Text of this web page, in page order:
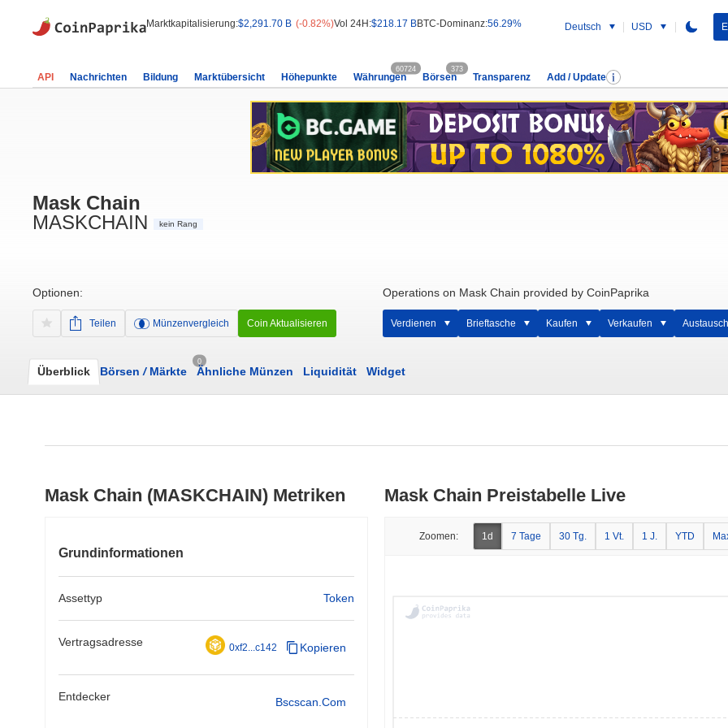
Marktkapitalisierung:$2,291.70 B (-0.82%)Vol 24H:$218.17 BBTC-Dominanz:56.29% Deutsch USD
API Nachrichten Bildung Marktübersicht Höhepunkte Währungen
60724
Börsen
373
Transparenz Add / Update
Mask Chain
MASKCHAIN
kein Rang
Optionen:
Teilen Münzenvergleich Coin Aktualisieren
Operations on Mask Chain provided by CoinPaprika
Verdienen Brieftasche Kaufen Verkaufen Austausch
Überblick Börsen /Märkte
0
Ähnliche Münzen Liquidität Widget
Mask Chain (MASKCHAIN) Metriken
Grundinformationen
Assettyp Token
Vertragsadresse 0xf2...c142 Kopieren
Entdecker Bscscan.com
Mask Chain Preistabelle Live
Zoomen: 1d 7 Tage 30 Tg. 1 Vt. 1 J. YTD